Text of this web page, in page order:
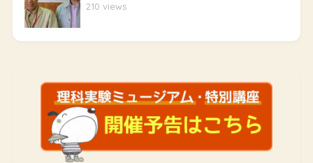
210 views